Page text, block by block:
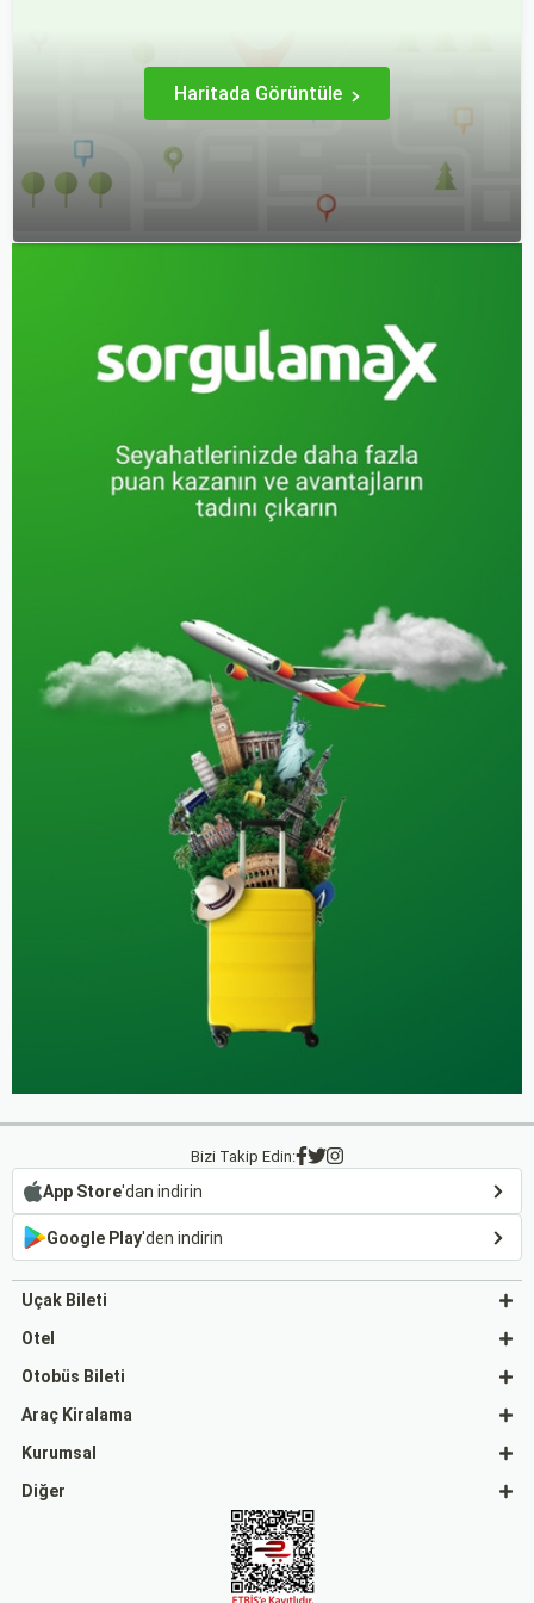
imkanları sunmaktadır.
Haritada Görüntüle
Bizi Takip Edin:
App Store'dan indirin
Google Play'den indirin
Uçak Bileti
Otel
Otobüs Bileti
Araç Kiralama
Kurumsal
Diğer